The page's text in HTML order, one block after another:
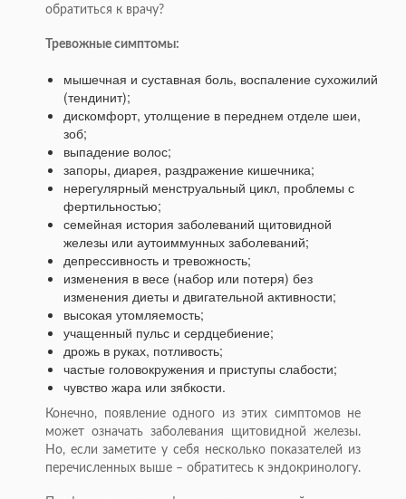
обратиться к врачу?
Тревожные симптомы:
мышечная и суставная боль, воспаление сухожилий
(тендинит);
дискомфорт, утолщение в переднем отделе шеи,
зоб;
выпадение волос;
запоры, диарея, раздражение кишечника;
нерегулярный менструальный цикл, проблемы с
фертильностью;
семейная история заболеваний щитовидной
железы или аутоиммунных заболеваний;
депрессивность и тревожность;
изменения в весе (набор или потеря) без
изменения диеты и двигательной активности;
высокая утомляемость;
учащенный пульс и сердцебиение;
дрожь в руках, потливость;
частые головокружения и приступы слабости;
чувство жара или зябкости.
Конечно, появление одного из этих симптомов не
может означать заболевания щитовидной железы.
Но, если заметите у себя несколько показателей из
перечисленных выше – обратитесь к эндокринологу.